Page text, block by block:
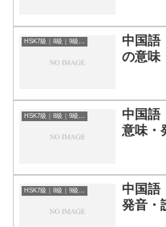
HSK7級｜8級｜9級レベルの中国語
中国語
の意味
HSK7級｜8級｜9級レベルの中国語
中国語
意味・
HSK7級｜8級｜9級レベルの中国語
中国語
発音・